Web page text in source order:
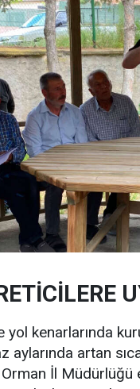
yol kenarlarında
artan
İl Müdürlüğü